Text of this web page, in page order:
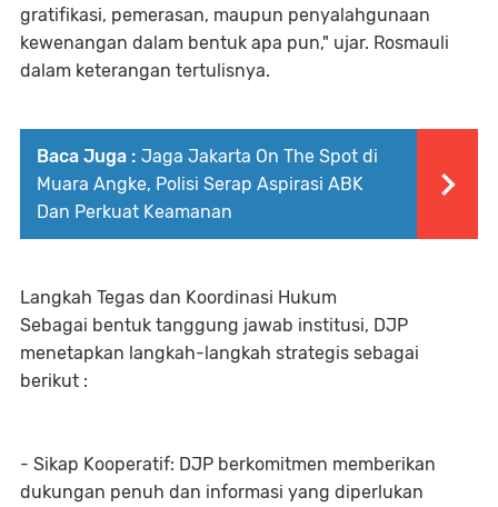
gratifikasi, pemerasan, maupun penyalahgunaan
kewenangan dalam bentuk apa pun," ujar. Rosmauli
dalam keterangan tertulisnya.
Baca Juga : Jaga Jakarta On The Spot di
Muara Angke, Polisi Serap Aspirasi ABK
Dan Perkuat Keamanan
Langkah Tegas dan Koordinasi Hukum
Sebagai bentuk tanggung jawab institusi, DJP
menetapkan langkah-langkah strategis sebagai
berikut :
- Sikap Kooperatif: DJP berkomitmen memberikan
dukungan penuh dan informasi yang diperlukan